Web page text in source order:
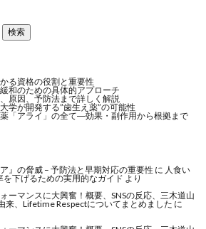
検索
る資格の役割と重要性
和のための具体的アプローチ
原因、予防法まで詳しく解説
学が開発する”歯生え薬”の可能性
「アライ」の全て―効果・副作用から根拠まで
』の脅威 – 予防法と早期対応の重要性 に 人食い
下げるための実用的なガイド より
ーマンスに大興奮！概要、SNSの反応、三木道山
来、Lifetime Respectについてまとめました に